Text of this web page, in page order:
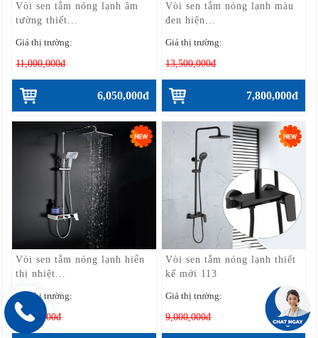
Vòi sen tắm nóng lạnh âm
tường thiết...
Giá thị trường:
11,000,000đ
6,050,000đ
Vòi sen tắm nóng lạnh màu
đen hiện...
Giá thị trường:
13,500,000đ
7,800,000đ
Vòi sen tắm nóng lạnh hiển
thị nhiệt...
Giá thị trường:
9,500,000đ
Vòi sen tắm nóng lạnh thiết
kế mới 113
Giá thị trường:
9,000,000đ